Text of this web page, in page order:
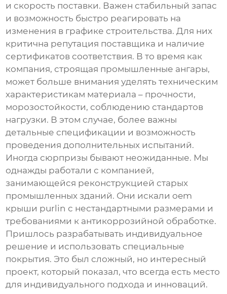
и скорость поставки. Важен стабильный запас
и возможность быстро реагировать на
изменения в графике строительства. Для них
критична репутация поставщика и наличие
сертификатов соответствия. В то время как
компания, строящая промышленные ангары,
может больше внимания уделять техническим
характеристикам материала – прочности,
морозостойкости, соблюдению стандартов
нагрузки. В этом случае, более важны
детальные спецификации и возможность
проведения дополнительных испытаний.
Иногда сюрпризы бывают неожиданные. Мы
однажды работали с компанией,
занимающейся реконструкцией старых
промышленных зданий. Они искалиoem
крыши purlin с нестандартными размерами и
требованиями к антикоррозийной обработке.
Пришлось разрабатывать индивидуальное
решение и использовать специальные
покрытия. Это был сложный, но интересный
проект, который показал, что всегда есть место
для индивидуального подхода и инноваций.